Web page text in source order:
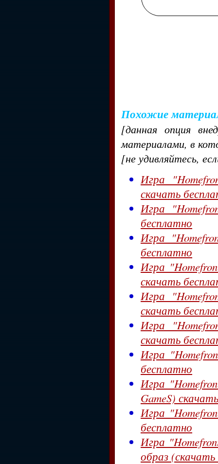
Похожие
[данная опция
материалами, в
[не удивляйтесь,
Игра
скачать
Игра
бесплатно
Игра
бесплатно
Игра
скачать
Игра
скачать
Игра
скачать
Игра
бесплатно
Игра
GameS)
Игра
бесплатно
Игра
образ